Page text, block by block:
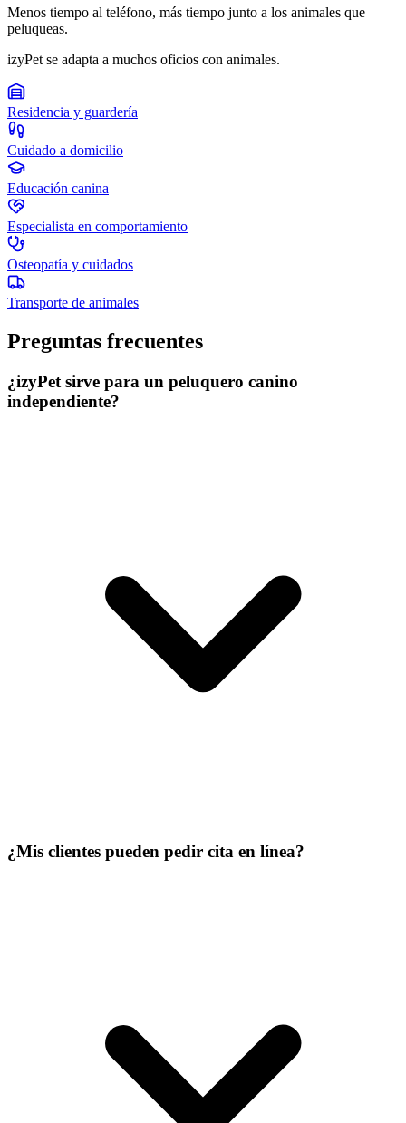
Menos tiempo al teléfono, más tiempo junto a los animales que
peluqueas.
izyPet se adapta a muchos oficios con animales.
Residencia y guardería
Cuidado a domicilio
Educación canina
Especialista en comportamiento
Osteopatía y cuidados
Transporte de animales
Preguntas frecuentes
¿izyPet sirve para un peluquero canino
independiente?
¿Mis clientes pueden pedir cita en línea?